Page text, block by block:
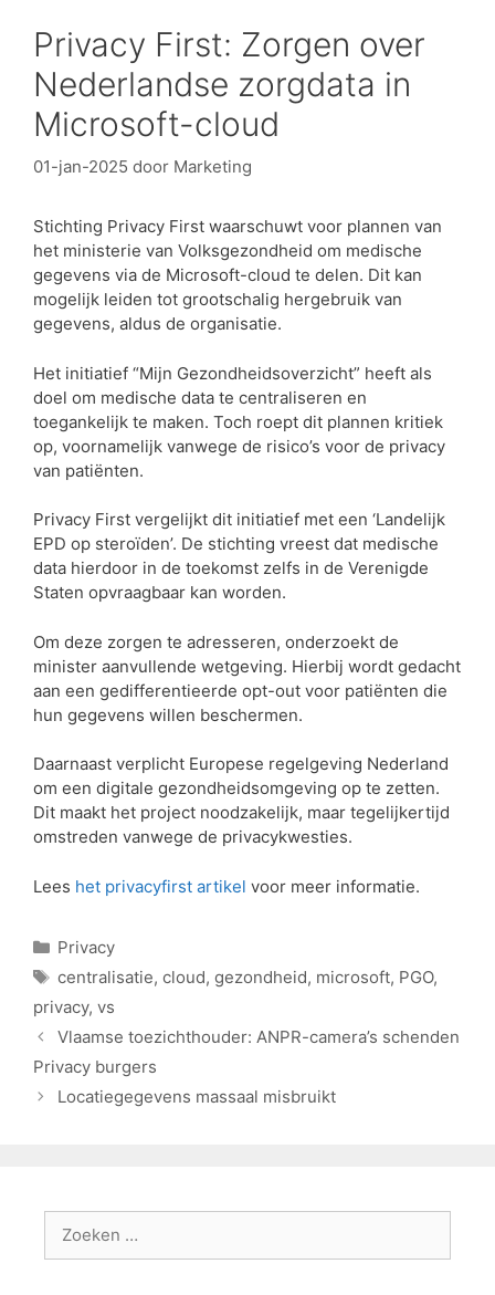
Privacy First: Zorgen over
Nederlandse zorgdata in
Microsoft-cloud
01-jan-2025 door Marketing
Stichting Privacy First waarschuwt voor plannen van
het ministerie van Volksgezondheid om medische
gegevens via de Microsoft-cloud te delen. Dit kan
mogelijk leiden tot grootschalig hergebruik van
gegevens, aldus de organisatie.
Het initiatief “Mijn Gezondheidsoverzicht” heeft als
doel om medische data te centraliseren en
toegankelijk te maken. Toch roept dit plannen kritiek
op, voornamelijk vanwege de risico’s voor de privacy
van patiënten.
Privacy First vergelijkt dit initiatief met een ‘Landelijk
EPD op steroïden’. De stichting vreest dat medische
data hierdoor in de toekomst zelfs in de Verenigde
Staten opvraagbaar kan worden.
Om deze zorgen te adresseren, onderzoekt de
minister aanvullende wetgeving. Hierbij wordt gedacht
aan een gedifferentieerde opt-out voor patiënten die
hun gegevens willen beschermen.
Daarnaast verplicht Europese regelgeving Nederland
om een digitale gezondheidsomgeving op te zetten.
Dit maakt het project noodzakelijk, maar tegelijkertijd
omstreden vanwege de privacykwesties.
Lees het privacyfirst artikel voor meer informatie.
Privacy
centralisatie, cloud, gezondheid, microsoft, PGO,
privacy, vs
Vlaamse toezichthouder: ANPR-camera’s schenden
Privacy burgers
Locatiegegevens massaal misbruikt